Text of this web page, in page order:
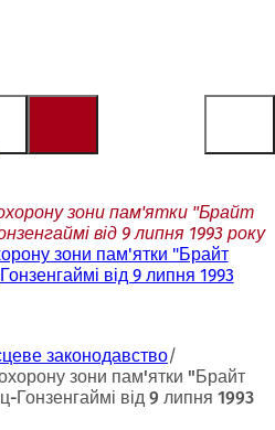
зони пам'ятки "Брайт
від 9 липня 1993 року
зони пам'ятки "Брайт
від 9 липня 1993
законодавство
зони пам'ятки "Брайт
Гонзенгаймі від 9 липня 1993